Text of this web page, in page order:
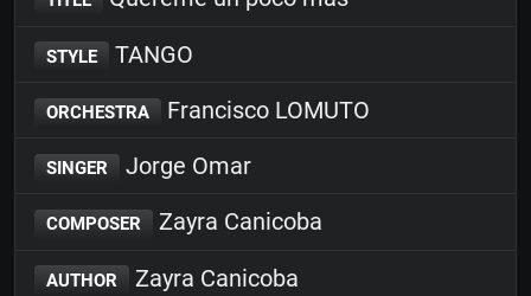
STYLE TANGO
ORCHESTRA Francisco LOMUTO
SINGER Jorge Omar
COMPOSER Zayra Canicoba
AUTHOR Zayra Canicoba